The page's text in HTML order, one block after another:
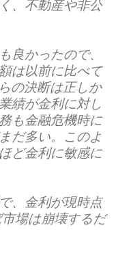
、不動産や非公
良かったので、
は以前に比べて
の決断は正しか
績が金利に対し
も金融危機時に
だ多い。このよ
ど金利に敏感に
、金利が現時点
場は崩壊するだ